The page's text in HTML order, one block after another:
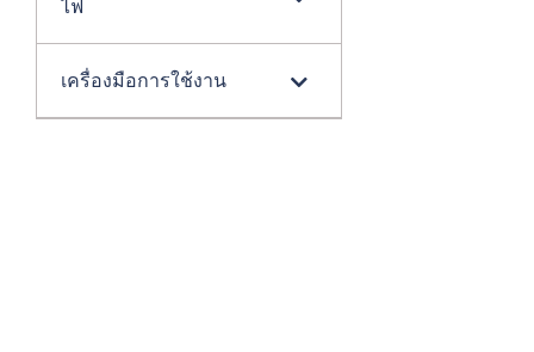
ไฟ
เครื่องมือการใช้งาน